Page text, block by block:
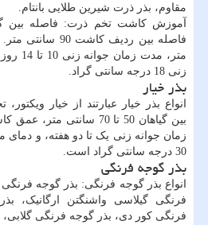
مقاوم، بذر ذرت شیرین طلایی بانتام.
متر،
زنی 18 درجه سانتی گراد.
بذر خیار
انواع بذر خیار عبارتند از خیار
30 درجه سانتی گراد است.
بذر گوجه فرنگی
انواع بذر گوجه فرنگی: بذر گوجه
فرنگی گیلاسی واشنگتن ارگانیک،
فرنگی کور دی، بذر گوجه فرنگی گلابی،